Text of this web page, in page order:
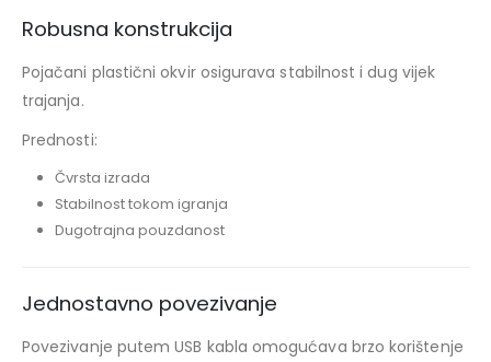
Robusna konstrukcija
Pojačani plastični okvir osigurava stabilnost i dug vijek
trajanja.
Prednosti:
Čvrsta izrada
Stabilnost tokom igranja
Dugotrajna pouzdanost
Jednostavno povezivanje
Povezivanje putem USB kabla omogućava brzo korištenje